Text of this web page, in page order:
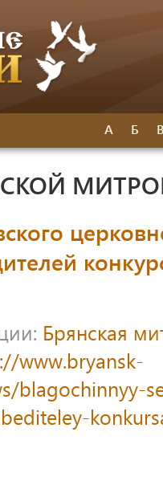
А Б
Брянская
www.bryansk-
blagochinnyy-